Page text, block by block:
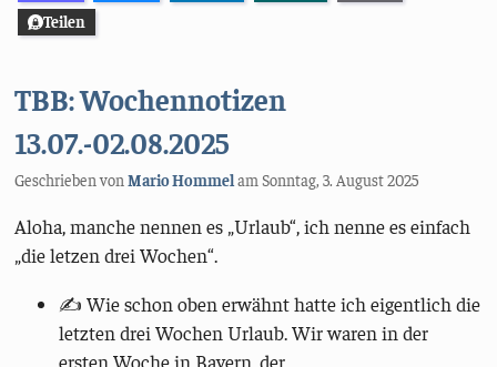
Teilen
TBB: Wochennotizen
13.07.-02.08.2025
Geschrieben vonMario HommelamSonntag, 3. August 2025
Aloha, manche nennen es „Urlaub“, ich nenne es einfach
„die letzen drei Wochen“.
✍️ Wie schon oben erwähnt hatte ich eigentlich die
letzten drei Wochen Urlaub. Wir waren in der
ersten Woche in Bayern, der